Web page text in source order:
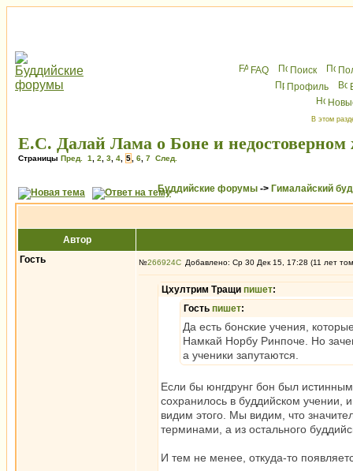
FAQ Поиск
Профиль
В этом
Е.С. Далай Лама о Боне и недостоверном
Страницы Пред. 1 2 3 4 5 6 7 След.
Буддийские форумы -> Гималайский
Автор
Гость
№266924 Добавлено: Ср 30 Дек 15, 17:28 (11 лет
Цхултрим Тращи пишет:
Гость пишет:
Да есть бонские учения,
Намкай Норбу Ринпоче. Но
а ученики запутаются.
Если бы юнгдрунг бон был
сохранилось в буддийском учении,
видим этого. Мы видим, что
терминами, а из остального
И тем не менее, откуда-то